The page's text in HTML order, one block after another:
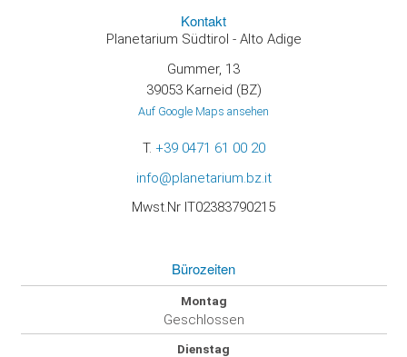
Kontakt
Planetarium Südtirol - Alto Adige
Gummer, 13
39053 Karneid (BZ)
Auf Google Maps ansehen
T. +39 0471 61 00 20
info@planetarium.bz.it
Mwst.Nr IT02383790215
Bürozeiten
Montag
Geschlossen
Dienstag